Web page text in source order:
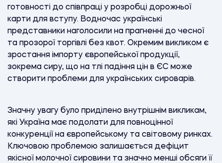
готовності до співпраці у розробці дорожньої
карти для вступу. Водночас українські
представники наголосили на прагненні до чесної
та прозорої торгівлі без квот. Окремим викликом є
зростання імпорту європейської продукції,
зокрема сиру, що на тлі падіння цін в ЄС може
створити проблеми для українських сироварів.
Значну увагу було приділено внутрішнім викликам,
які Україна має подолати для повноцінної
конкуренції на європейському та світовому ринках.
Ключовою проблемою залишається дефіцит
якісної молочної сировини та значно менші обсяги її